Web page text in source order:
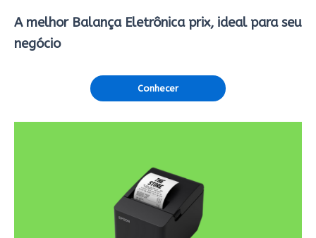
A melhor Balança Eletrônica prix, ideal para seu
negócio
Conhecer